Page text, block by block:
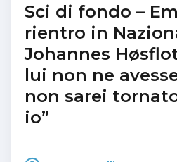
Sci di fondo –
rientro in
Johannes
lui non ne
non sarei
io”